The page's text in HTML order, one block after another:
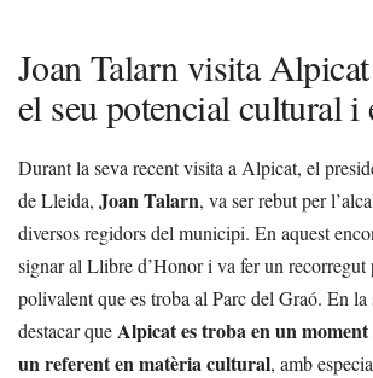
Joan Talarn visita
el seu potencial cultural i
Durant la seva recent visita a Alpicat, el
de Lleida, Joan Talarn, va ser rebut per
diversos regidors del municipi. En aquest
signar al Llibre d’Honor i va fer un recorregut
polivalent que es troba al Parc del Graó. En la
destacar queAlpicat es troba en un moment
un referent en matèria cultural, amb